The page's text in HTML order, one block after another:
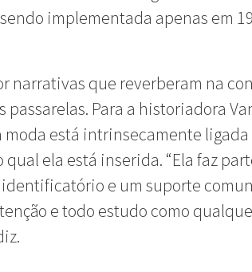
implementada apenas em
narrativas que reverberam na
passarelas. Para a historiadora
moda está intrinsecamente ligada
ela está inserida. “Ela faz
e um suporte
e todo estudo como